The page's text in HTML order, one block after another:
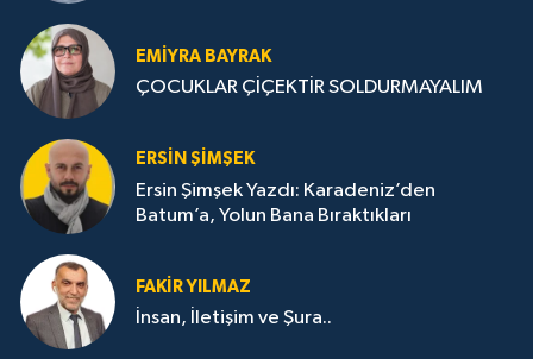
EMIYRA BAYRAK
ÇOCUKLAR ÇİÇEKTİR SOLDURMAYALIM
ERSIN ŞIMŞEK
Ersin Şimşek Yazdı: Karadeniz’den
Batum’a, Yolun Bana Bıraktıkları
FAKIR YILMAZ
İnsan, İletişim ve Şura..